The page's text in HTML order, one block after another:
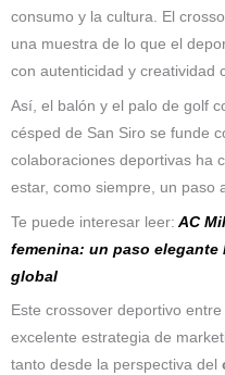
consumo y la cultura. El
una muestra de lo que el
con autenticidad y creatividad
Así, el balón y el palo de golf
césped de San Siro se funde
colaboraciones deportivas ha
estar, como siempre, un paso
Te puede interesar leer: AC
femenina: un paso
global
Este crossover deportivo entre
excelente estrategia de
tanto desde la perspectiva del